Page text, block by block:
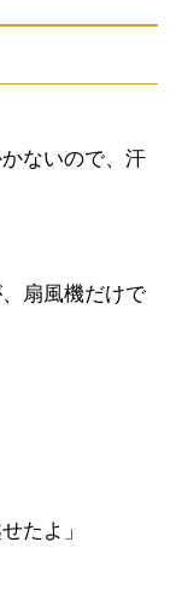
ないので、汗
扇風機だけで
たよ」